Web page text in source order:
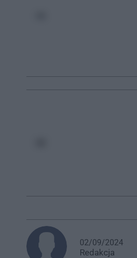
02/09/2024
Redakcja